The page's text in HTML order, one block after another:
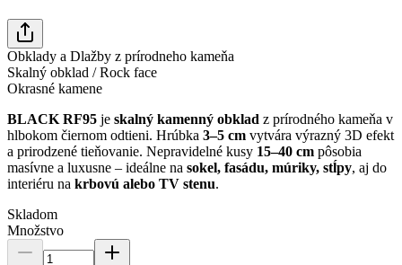
Obklady a Dlažby z prírodneho kameňa
Skalný obklad / Rock face
Okrasné kamene
BLACK RF95 je skalný kamenný obklad z prírodného kameňa v
hlbokom čiernom odtieni. Hrúbka 3–5 cm vytvára výrazný 3D efekt
a prirodzené tieňovanie. Nepravidelné kusy 15–40 cm pôsobia
masívne a luxusne – ideálne na sokel, fasádu, múriky, stĺpy, aj do
interiéru na krbovú alebo TV stenu.
Skladom
Množstvo